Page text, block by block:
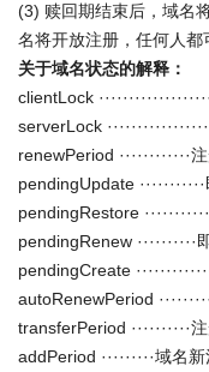
(3) 赎回期结束后，域名
名将开放注册，任何人都
关于域名状态的解释：
clientLock
serverLock
renewPeriod ············
pendingUpdate
pendingRestore
pendingRenew
pendingCreate
autoRenewPeriod
transferPeriod ··········
addPeriod ·········域名